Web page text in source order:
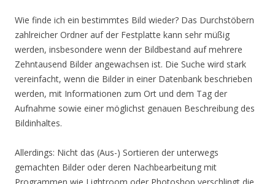
Wie finde ich ein bestimmtes Bild wieder? Das Durchstöbern
zahlreicher Ordner auf der Festplatte kann sehr müßig
werden, insbesondere wenn der Bildbestand auf mehrere
Zehntausend Bilder angewachsen ist. Die Suche wird stark
vereinfacht, wenn die Bilder in einer Datenbank beschrieben
werden, mit Informationen zum Ort und dem Tag der
Aufnahme sowie einer möglichst genauen Beschreibung des
Bildinhaltes.
Allerdings: Nicht das (Aus-) Sortieren der unterwegs
gemachten Bilder oder deren Nachbearbeitung mit